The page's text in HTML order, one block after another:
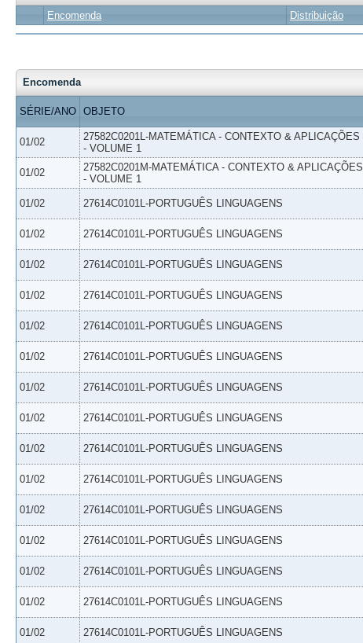
Encomenda Distribuição
Encomenda
SÉRIE/ANO OBJETO
01/02
27582C0201L-MATEMÁTICA - CONTEXTO & APLICAÇÕES
- VOLUME 1
01/02
27582C0201M-MATEMÁTICA - CONTEXTO & APLICAÇÕES
- VOLUME 1
01/02 27614C0101L-PORTUGUÊS LINGUAGENS
01/02 27614C0101L-PORTUGUÊS LINGUAGENS
01/02 27614C0101L-PORTUGUÊS LINGUAGENS
01/02 27614C0101L-PORTUGUÊS LINGUAGENS
01/02 27614C0101L-PORTUGUÊS LINGUAGENS
01/02 27614C0101L-PORTUGUÊS LINGUAGENS
01/02 27614C0101L-PORTUGUÊS LINGUAGENS
01/02 27614C0101L-PORTUGUÊS LINGUAGENS
01/02 27614C0101L-PORTUGUÊS LINGUAGENS
01/02 27614C0101L-PORTUGUÊS LINGUAGENS
01/02 27614C0101L-PORTUGUÊS LINGUAGENS
01/02 27614C0101L-PORTUGUÊS LINGUAGENS
01/02 27614C0101L-PORTUGUÊS LINGUAGENS
01/02 27614C0101L-PORTUGUÊS LINGUAGENS
01/02 27614C0101L-PORTUGUÊS LINGUAGENS